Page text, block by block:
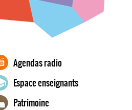
Agendas radio
Espace enseignants
Patrimoine